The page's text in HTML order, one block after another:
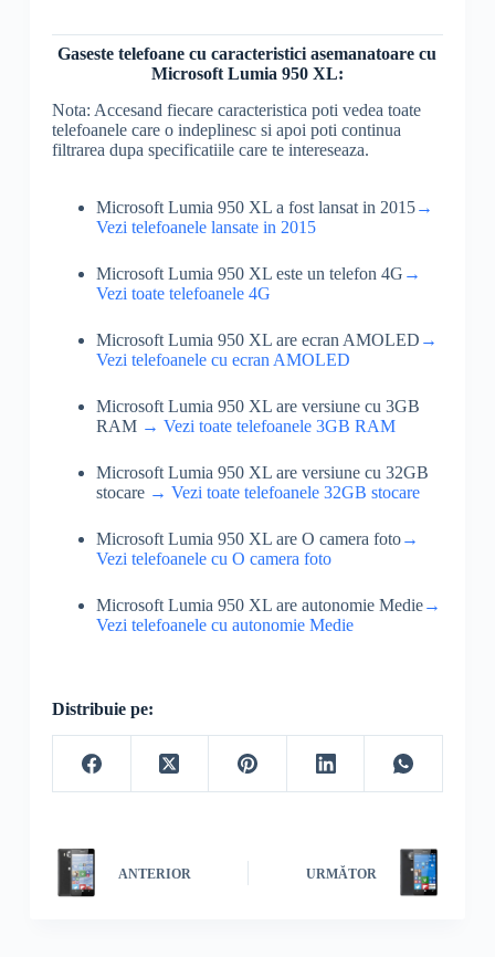
Gaseste telefoane cu caracteristici asemanatoare cu
Microsoft Lumia 950 XL:
Nota: Accesand fiecare caracteristica poti vedea toate
telefoanele care o indeplinesc si apoi poti continua
filtrarea dupa specificatiile care te intereseaza.
Microsoft Lumia 950 XL a fost lansat in 2015→
Vezi telefoanele lansate in 2015
Microsoft Lumia 950 XL este un telefon 4G →
Vezi toate telefoanele 4G
Microsoft Lumia 950 XL are ecran AMOLED →
Vezi telefoanele cu ecran AMOLED
Microsoft Lumia 950 XL are versiune cu 3GB
RAM → Vezi toate telefoanele 3GB RAM
Microsoft Lumia 950 XL are versiune cu 32GB
stocare → Vezi toate telefoanele 32GB stocare
Microsoft Lumia 950 XL are O camera foto→
Vezi telefoanele cu O camera foto
Microsoft Lumia 950 XL are autonomie Medie→
Vezi telefoanele cu autonomie Medie
Distribuie pe:
ANTERIOR URMĂTOR